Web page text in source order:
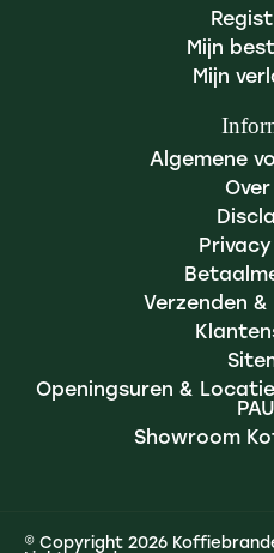
Mijn
Mijn
Algemene
Verzenden
Openingsuren & Locatie
Showroom
© Copyright 2026